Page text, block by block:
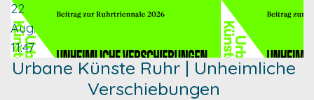
22
Aug.
11:47
Urbane Künste Ruhr | Unheimliche
Verschiebungen